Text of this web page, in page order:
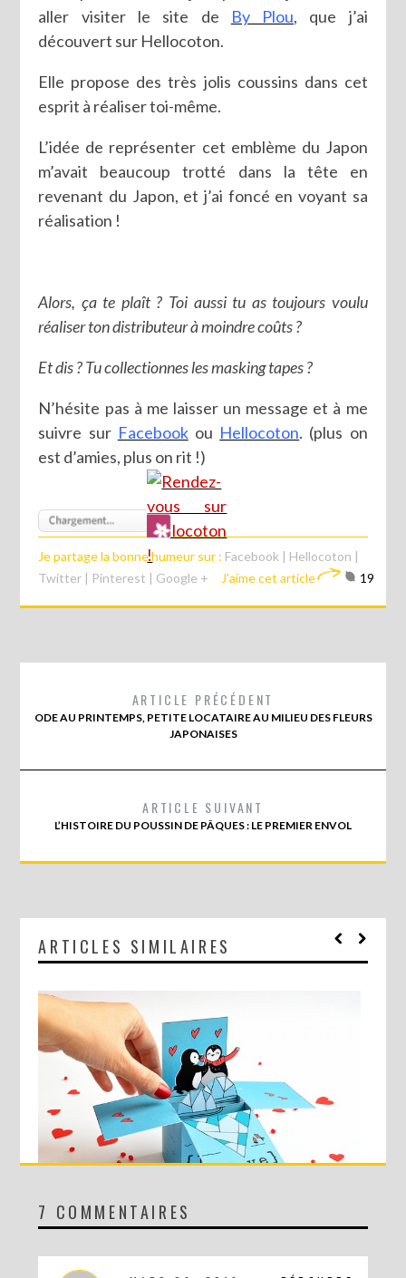
aller visiter le site de
By Plou, que j’ai
découvert sur Hellocoton.
Elle propose des très jolis coussins dans cet
esprit à réaliser toi-même.
L’idée de représenter cet emblème du Japon
m’avait beaucoup trotté dans la tête en
revenant du Japon, et j’ai foncé en voyant sa
réalisation !
Alors, ça te plaît ? Toi aussi tu as toujours voulu
réaliser ton distributeur à moindre coûts ?
Et dis ? Tu collectionnes les masking tapes ?
N’hésite pas à me laisser un message et à me
suivre sur Facebook ou Hellocoton. (plus on
est d’amies, plus on rit !)
Je partage la bonne humeur sur : Facebook | Hellocoton |
Twitter | Pinterest | Google + J'aime cet article 19
ARTICLE PRÉCÉDENT
ODE AU PRINTEMPS, PETITE LOCATAIRE AU MILIEU DES FLEURS
JAPONAISES
ARTICLE SUIVANT
L’HISTOIRE DU POUSSIN DE PÂQUES : LE PREMIER ENVOL
ARTICLES SIMILAIRES
DIY SAINT VALENTIN : UNE CARTE POP-UP QUI BRISE LA GLACE !
7 COMMENTAIRES